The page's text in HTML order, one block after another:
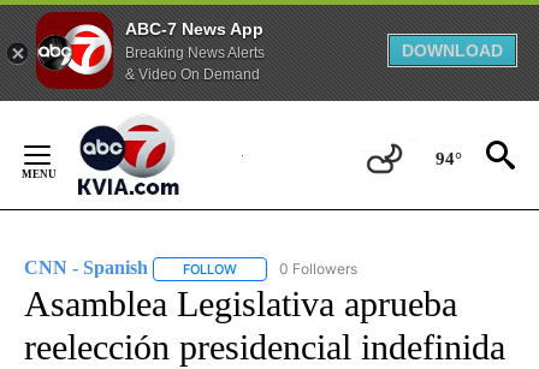
ABC-7 News App
Breaking News Alerts
& Video On Demand
DOWNLOAD
Content
94°
CNN - Spanish FOLLOW FOLLOW "CNN - SPANISH" TO RECEIVE
0 Followers
Asamblea Legislativa aprueba
reelección presidencial indefinida